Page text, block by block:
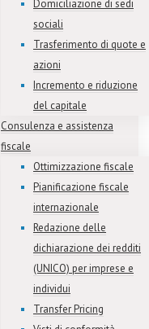
Domiciliazione di sedi
sociali
Trasferimento di quote e
azioni
Incremento e riduzione
del capitale
Consulenza e assistenza
fiscale
Ottimizzazione fiscale
Pianificazione fiscale
internazionale
Redazione delle
dichiarazione dei redditi
(UNICO) per imprese e
individui
Transfer Pricing